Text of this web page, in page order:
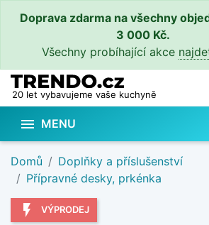
Doprava zdarma na všechny
3 000 Kč.
Všechny probíhající akce
20 let vybavujeme vaše kuchyně
 MENU
Domů
Doplňky a příslušenství
Přípravné desky, prkénka
flash_on VÝPRODEJ